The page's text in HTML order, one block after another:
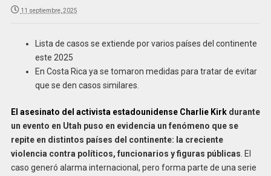
11 septiembre, 2025
Lista de casos se extiende por varios países del continente
este 2025
En Costa Rica ya se tomaron medidas para tratar de evitar
que se den casos similares.
El asesinato del activista estadounidense Charlie Kirkdurante
un evento en Utah puso en evidencia un fenómeno que se
repite en distintos países del continente: la creciente
violencia contra políticos, funcionarios y figuras públicas . El
caso generó alarma internacional, pero forma parte de una serie